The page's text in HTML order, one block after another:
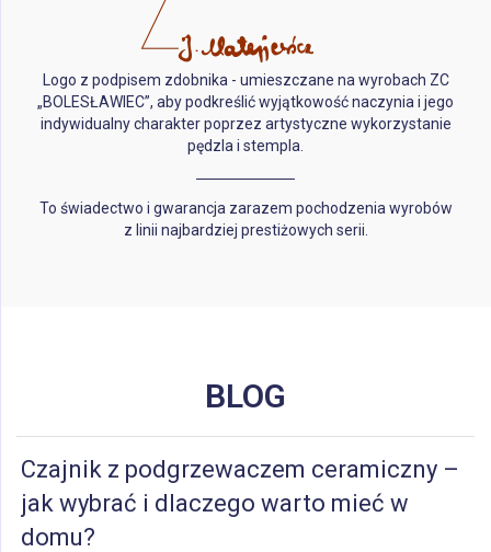
Logo z podpisem zdobnika - umieszczane na wyrobach ZC
„BOLESŁAWIEC”, aby podkreślić wyjątkowość naczynia i jego
indywidualny charakter poprzez artystyczne wykorzystanie
pędzla i stempla.
To świadectwo i gwarancja zarazem pochodzenia wyrobów
z linii najbardziej prestiżowych serii.
BLOG
Czajnik z podgrzewaczem ceramiczny –
jak wybrać i dlaczego warto mieć w
domu?